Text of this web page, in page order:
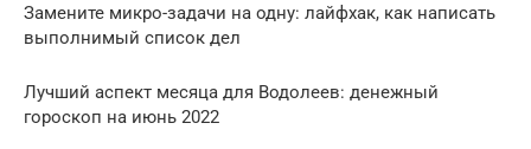
Замените микро-задачи на одну: лайфхак, как написать
выполнимый список дел
Лучший аспект месяца для Водолеев: денежный
гороскоп на июнь 2022